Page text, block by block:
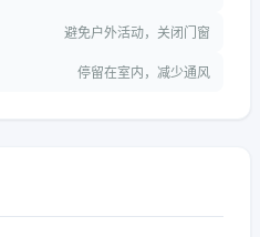
避免户外活动，关闭门窗
停留在室内，减少通风